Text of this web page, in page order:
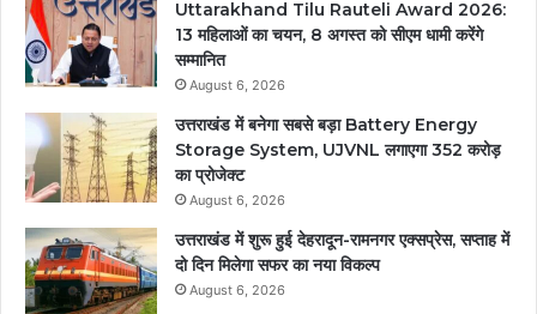
Uttarakhand Tilu Rauteli Award 2026:
13 महिलाओं का चयन, 8 अगस्त को सीएम धामी करेंगे
सम्मानित
August 6, 2026
उत्तराखंड में बनेगा सबसे बड़ा Battery Energy
Storage System, UJVNL लगाएगा 352 करोड़
का प्रोजेक्ट
August 6, 2026
उत्तराखंड में शुरू हुई देहरादून-रामनगर एक्सप्रेस, सप्ताह में
दो दिन मिलेगा सफर का नया विकल्प
August 6, 2026